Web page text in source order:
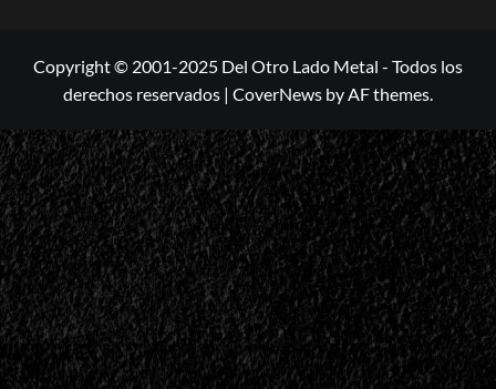
Copyright © 2001-2025 Del Otro Lado Metal - Todos los
derechos reservados | CoverNews by AF themes.